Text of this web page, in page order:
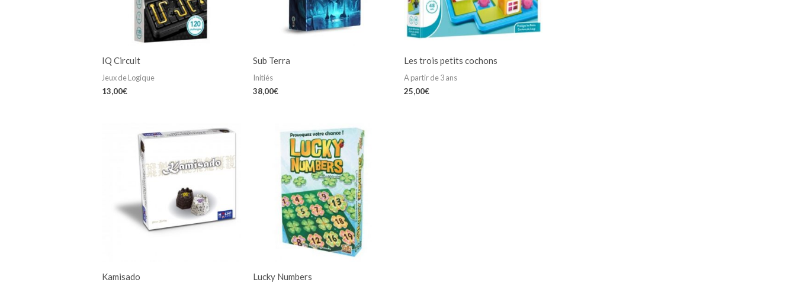
IQ Circuit
Jeux de Logique
13,00€
Sub Terra
Initiés
38,00€
Les trois petits cochons
A partir de 3 ans
25,00€
Kamisado Lucky Numbers